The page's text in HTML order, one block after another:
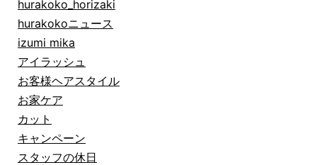
hurakoko_horizaki
hurakokoニュース
izumi mika
アイラッシュ
お客様ヘアスタイル
お家ケア
カット
キャンペーン
スタッフの休日